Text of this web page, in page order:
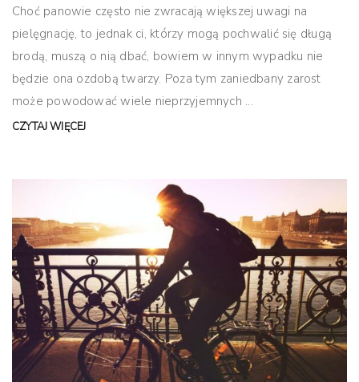
Choć panowie często nie zwracają większej uwagi na
pielęgnację, to jednak ci, którzy mogą pochwalić się długą
brodą, muszą o nią dbać, bowiem w innym wypadku nie
będzie ona ozdobą twarzy. Poza tym zaniedbany zarost
może powodować wiele nieprzyjemnych ...
CZYTAJ WIĘCEJ